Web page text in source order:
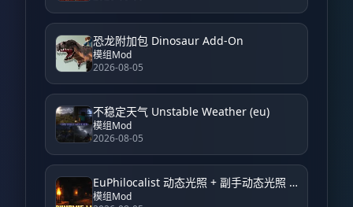
恐龙附加包 Dinosaur Add-On
模组Mod
2026-08-05
不稳定天气 Unstable Weather (eu)
模组Mod
2026-08-05
EuPhilocalist 动态光照 + 副手动态光照 EuPhilocalist Dynamic Light + Offhand Dynamic Light
模组Mod